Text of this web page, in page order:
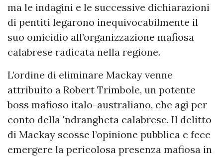
ma le indagini e le successive dichiarazioni
di pentiti legarono inequivocabilmente il
suo omicidio all’organizzazione mafiosa
calabrese radicata nella regione.
L’ordine di eliminare Mackay venne
attribuito a Robert Trimbole, un potente
boss mafioso italo-australiano, che agì per
conto della 'ndrangheta calabrese. Il delitto
di Mackay scosse l’opinione pubblica e fece
emergere la pericolosa presenza mafiosa in